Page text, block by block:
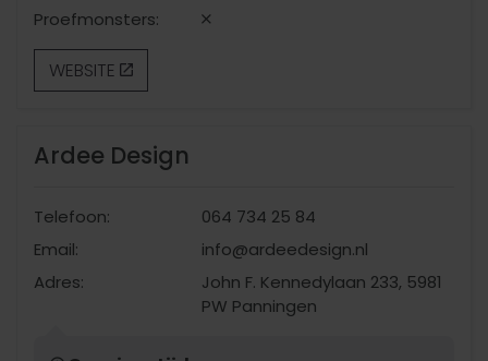
Proefmonsters:
WEBSITE
Ardee Design
Telefoon:
064 734 25 84
Email:
info@ardeedesign.nl
Adres:
John F. Kennedylaan 233, 5981
PW Panningen